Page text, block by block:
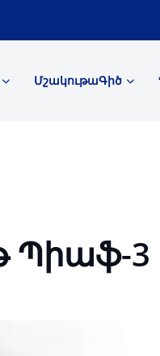
ՄշակութաԳիծ
Պիաֆ-3